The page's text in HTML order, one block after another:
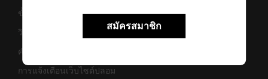
สมัครสมาชิก
ขั้นตอนการผ่อนชำระ
วิธีเซ็ตรหัสล็อค
คำแนะนำในการดูแล
การแจ้งเตือนเว็บไซต์ปลอม